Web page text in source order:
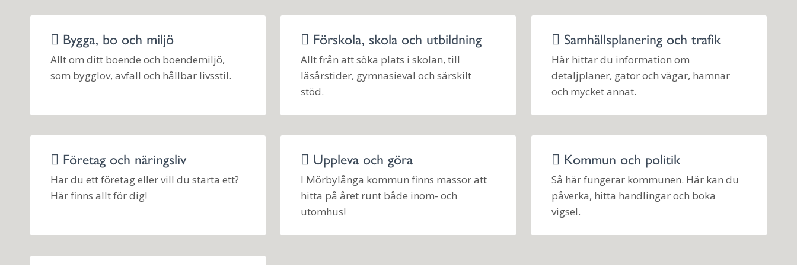
Bygga, bo och miljö
Allt om ditt boende och boendemiljö,
som bygglov, avfall och hållbar livsstil.
Förskola, skola och utbildning
Allt från att söka plats i skolan, till
läsårstider, gymnasieval och särskilt
stöd.
Samhällsplanering och trafik
Här hittar du information om
detaljplaner, gator och vägar, hamnar
och mycket annat.
Företag och näringsliv
Har du ett företag eller vill du starta ett?
Här finns allt för dig!
Uppleva och göra
I Mörbylånga kommun finns massor att
hitta på året runt både inom- och
utomhus!
Kommun och politik
Så här fungerar kommunen. Här kan du
påverka, hitta handlingar och boka
vigsel.